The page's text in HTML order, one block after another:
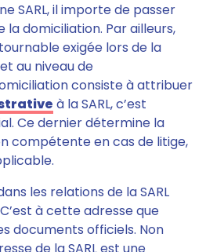
SARL, il importe de passer
la domiciliation. Par ailleurs,
exigée lors de la
au niveau de
consiste à attribuer
à la SARL, c’est
Ce dernierdétermine la
compétente en cas de litige,
.
les relations de la SARL
à cette adresse que
documents officiels. Non